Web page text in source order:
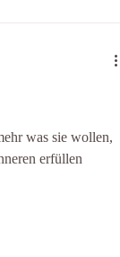
was sie wollen,
erfüllen